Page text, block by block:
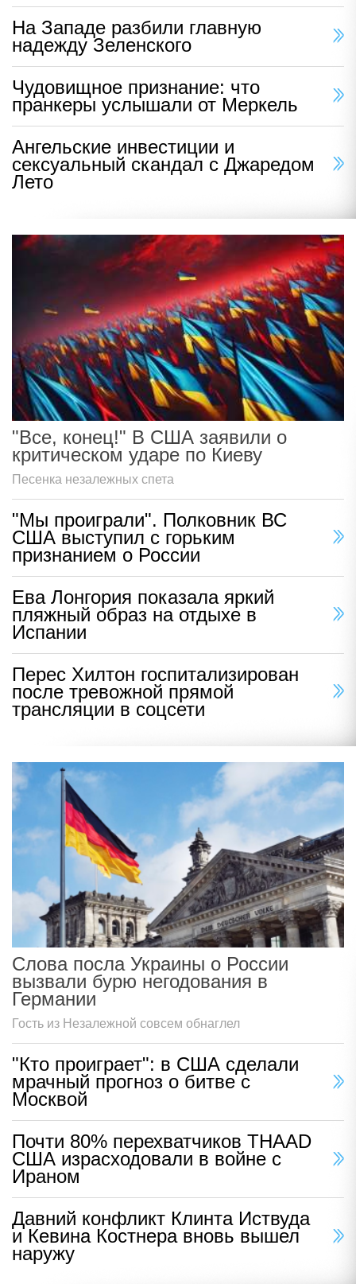
На Западе разбили главную
надежду Зеленского
Чудовищное признание: что
пранкеры услышали от Меркель
Ангельские инвестиции и
сексуальный скандал с Джаредом
Лето
"Все, конец!" В США заявили о
критическом ударе по Киеву
Песенка незалежных спета
"Мы проиграли". Полковник ВС
США выступил с горьким
признанием о России
Ева Лонгория показала яркий
пляжный образ на отдыхе в
Испании
Перес Хилтон госпитализирован
после тревожной прямой
трансляции в соцсети
Слова посла Украины о России
вызвали бурю негодования в
Германии
Гость из Незалежной совсем обнаглел
"Кто проиграет": в США сделали
мрачный прогноз о битве с
Москвой
Почти 80% перехватчиков THAAD
США израсходовали в войне с
Ираном
Давний конфликт Клинта Иствуда
и Кевина Костнера вновь вышел
наружу